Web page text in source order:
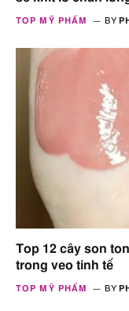
TOP MỸ PHẨM BY
Top 12 cây son
trong veo tinh tế
TOP MỸ PHẨM BY